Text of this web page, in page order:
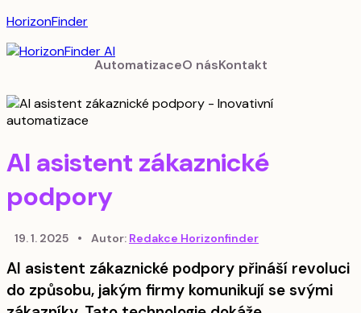
HorizonFinder
AutomatizaceO násKontakt
AI asistent zákaznické
podpory
19. 1. 2025 • Autor: Redakce Horizonfinder
AI asistent zákaznické podpory přináší revoluci
do způsobu, jakým firmy komunikují se svými